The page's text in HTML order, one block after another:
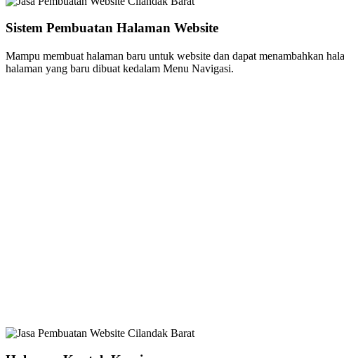
Sistem Pembuatan Halaman Website
Mampu membuat halaman baru untuk website dan dapat menambahkan
halaman yang baru dibuat kedalam Menu Navigasi.